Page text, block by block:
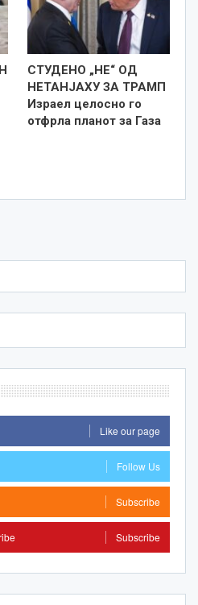
СТУДЕНО „НЕ“ ОД
НЕТАНЈАХУ ЗА ТРАМП
Израел целосно го
отфрла планот за Газа
Like our page
Follow Us
Subscribe
Subscribe